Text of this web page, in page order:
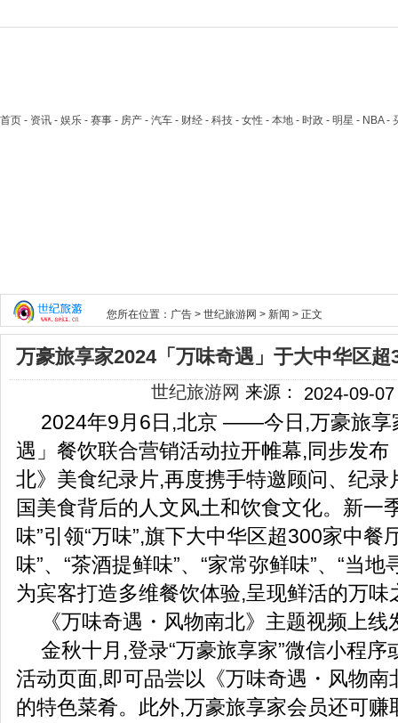
首页 - 资讯 - 娱乐 - 赛事 - 房产 - 汽车 - 财经 - 科技 - 女性 - 本地 - 时政 - 明星 - NBA
您所在位置： 广告 > 世纪旅游网 > 新闻 > 正文
万豪旅享家2024「万味奇遇」于大中华区
世纪旅游网 来源： 2024-09-
2024年9月6日,北京 ——今日,万豪旅享
遇」餐饮联合营销活动拉开帷幕,同步发布
北》美食纪录片,再度携手特邀顾问、纪录
国美食背后的人文风土和饮食文化。新一
味”引领“万味”,旗下大中华区超300家中餐
味”、“茶酒提鲜味”、“家常弥鲜味”、“当
为宾客打造多维餐饮体验,呈现鲜活的万味
《万味奇遇・风物南北》主题视频上线
金秋十月,登录“万豪旅享家”微信小程
活动页面,即可品尝以《万味奇遇・风物南
的特色菜肴。此外,万豪旅享家会员还可赚